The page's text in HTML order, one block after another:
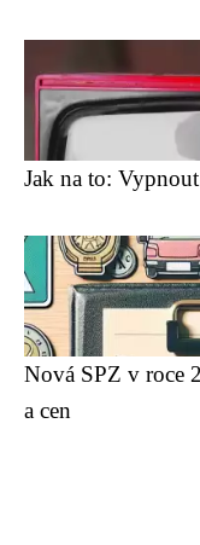
Jak na to:
Nová SPZ v roce
a cen